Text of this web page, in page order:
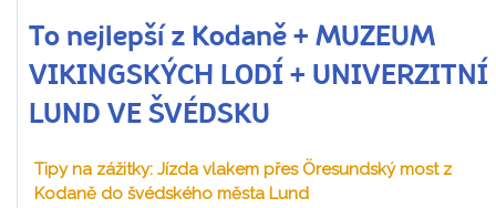
To nejlepší z Kodaně + MUZEUM
VIKINGSKÝCH LODÍ + UNIVERZITNÍ
LUND VE ŠVÉDSKU
Tipy na zážitky: Jízda vlakem přes Öresundský most z
Kodaně do švédského města Lund